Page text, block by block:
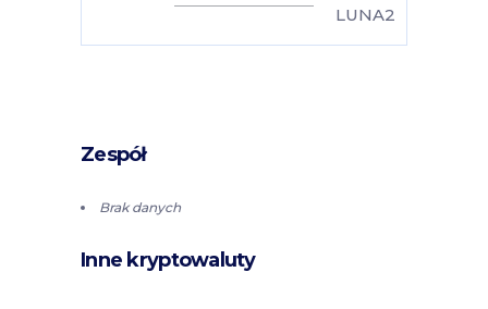
LUNA2
Zespół
Brak danych
Inne kryptowaluty